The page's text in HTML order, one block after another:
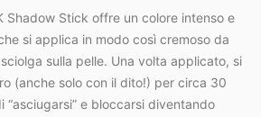
Shadow Stick offre un colore intenso e
si applica in modo così cremoso da
sulla pelle. Una volta applicato, si
(anche solo con il dito!) per circa 30
“asciugarsi” e bloccarsi diventando